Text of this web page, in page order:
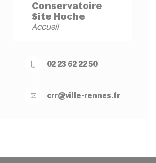
Conservatoire
Site Hoche
Accueil
02 23 62 22 50
crr@ville-rennes.fr